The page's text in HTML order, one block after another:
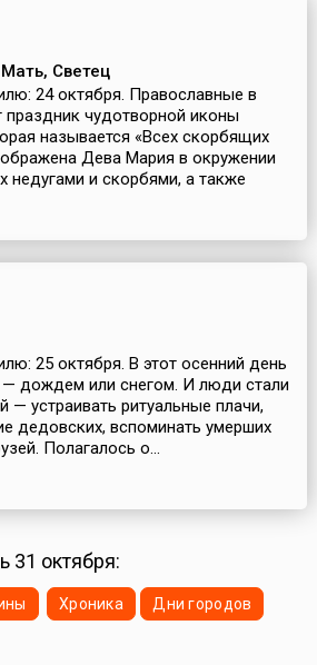
Светец
24 октября. Православные в
праздник чудотворной иконы
называется «Всех скорбящих
Дева Мария в окружении
недугами и скорбями, а также
25 октября. В этот осенний день
— дождем или снегом. И люди стали
— устраивать ритуальные плачи,
дедовских, вспоминать умерших
Полагалось о...
31 октября:
Хроника Дни городов